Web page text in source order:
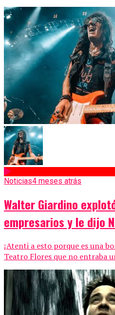
Noticias4 meses atrás
Walter Giardino
empresarios y le dijo
¡Atenti a esto porque es una
Teatro Flores que no entraba